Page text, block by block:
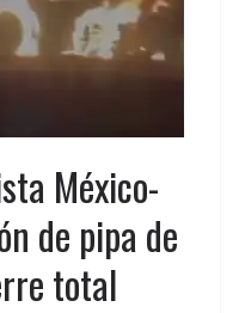
México-
de pipa de
total